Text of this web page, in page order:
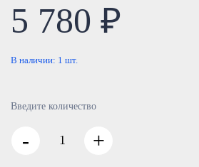
5 780 ₽
В наличии: 1 шт.
Введите количество
- +